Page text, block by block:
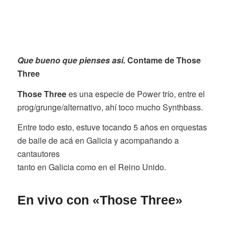
Que bueno que pienses así. Contame de Those
Three
Those Threees una especie de Power trío, entre el
prog/grunge/alternativo, ahí toco mucho Synthbass.
Entre todo esto, estuve tocando 5 años en orquestas
de baile de acá en Galicia y acompañando a
cantautores
tanto en Galicia como en el Reino Unido.
En vivo con «Those Three»